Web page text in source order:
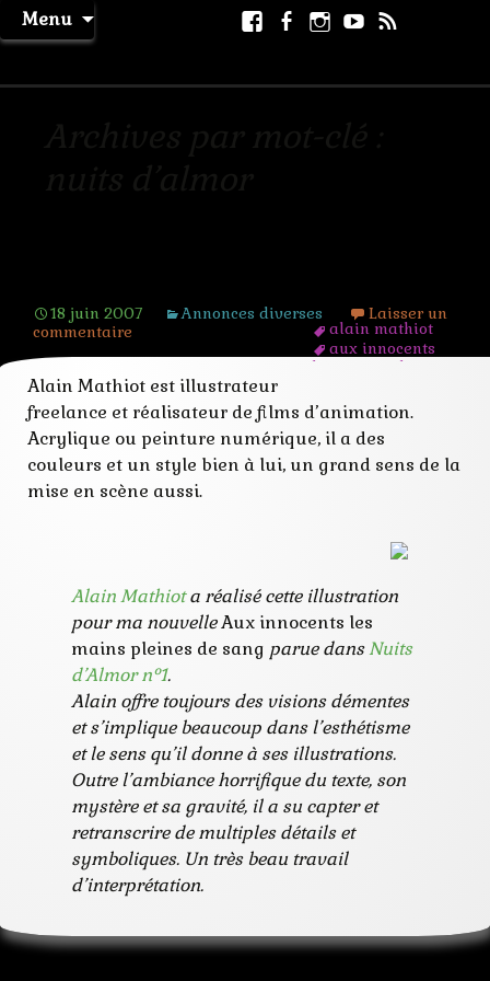
Menu
Aller
au
Facebook
Facebook
page
Instagram
Youtube
18 juin 2007 Annonces diverses
alain mathiot
aux innocents
les mains pleines
horrifique
illustrateur
nuits d'almor
numérique
Laisser un
commentaire
Alain Mathiot est illustrateur
freelance et réalisateur de films d’animation.
Acrylique ou peinture numérique, il a des
couleurs et un style bien à lui, un grand sens de la
mise en scène aussi.
Alain Mathiota réalisé cette illustration
pour ma nouvelleAux innocents les
mains pleines de sang parue dansNuits
d’Almor n°1.
Alain offre toujours des visions démentes
et s’implique beaucoup dans l’esthétisme
et le sens qu’il donne à ses illustrations.
Outre l’ambiance horrifique du texte, son
mystère et sa gravité, il a su capter et
retranscrire de multiples détails et
symboliques. Un très beau travail
d’interprétation.